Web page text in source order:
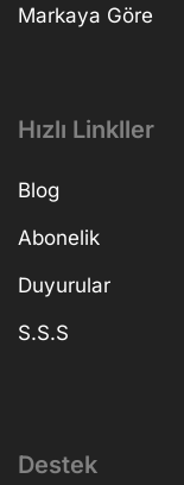
Markaya Göre
Hızlı Linkller
Blog
Abonelik
Duyurular
S.S.S
Destek